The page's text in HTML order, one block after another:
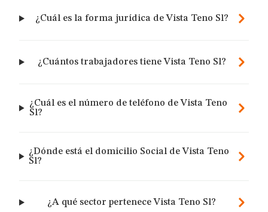
¿Cuál es la forma jurídica de Vista Teno Sl?
¿Cuántos trabajadores tiene Vista Teno Sl?
¿Cuál es el número de teléfono de Vista Teno
Sl?
¿Dónde está el domicilio Social de Vista Teno
Sl?
¿A qué sector pertenece Vista Teno Sl?